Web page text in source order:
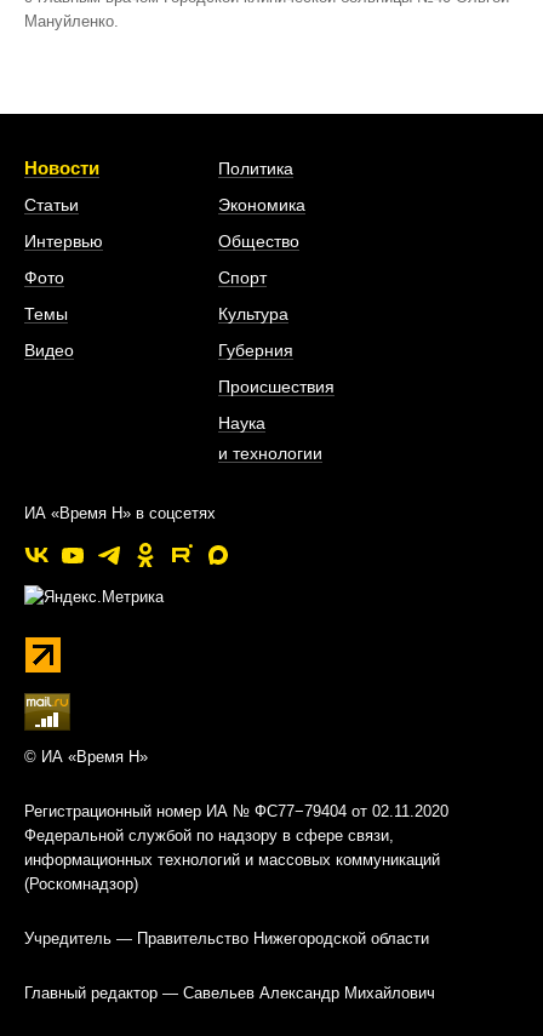
Мануйленко.
Новости
Статьи
Интервью
Фото
Темы
Видео
Политика
Экономика
Общество
Спорт
Культура
Губерния
Происшествия
Наука
и технологии
ИА «Время Н» в соцсетях
© ИА «Время Н»
Регистрационный номер ИА № ФС77−79404 от 02.11.2020
Федеральной службой по надзору в сфере связи,
информационных технологий и массовых коммуникаций
(Роскомнадзор)
Учредитель — Правительство Нижегородской области
Главный редактор — Савельев Александр Михайлович